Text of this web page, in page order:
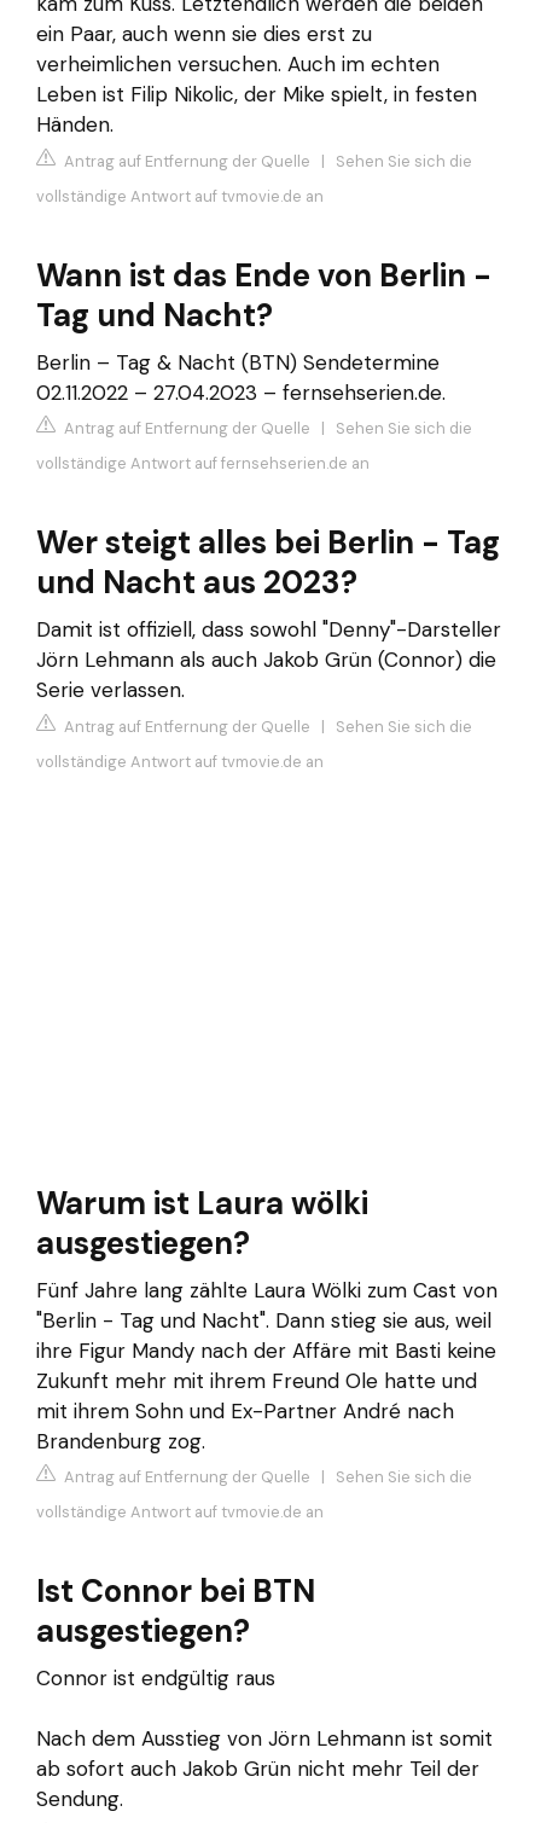
ein Paar, auch wenn sie dies erst zu
verheimlichen versuchen. Auch im echten
Leben ist Filip Nikolic, der Mike spielt, in festen
Händen.
Antrag auf Entfernung der Quelle | Sehen Sie sich die
vollständige Antwort auf tvmovie.de an
Wann ist das Ende von Berlin -
Tag und Nacht?
Berlin – Tag & Nacht (BTN) Sendetermine
02.11.2022 – 27.04.2023 – fernsehserien.de.
Antrag auf Entfernung der Quelle | Sehen Sie sich die
vollständige Antwort auf fernsehserien.de an
Wer steigt alles bei Berlin - Tag
und Nacht aus 2023?
Damit ist offiziell, dass sowohl "Denny"-Darsteller
Jörn Lehmann als auch Jakob Grün (Connor) die
Serie verlassen.
Antrag auf Entfernung der Quelle | Sehen Sie sich die
vollständige Antwort auf tvmovie.de an
Warum ist Laura wölki
ausgestiegen?
Fünf Jahre lang zählte Laura Wölki zum Cast von
"Berlin - Tag und Nacht". Dann stieg sie aus, weil
ihre Figur Mandy nach der Affäre mit Basti keine
Zukunft mehr mit ihrem Freund Ole hatte und
mit ihrem Sohn und Ex-Partner André nach
Brandenburg zog.
Antrag auf Entfernung der Quelle | Sehen Sie sich die
vollständige Antwort auf tvmovie.de an
Ist Connor bei BTN
ausgestiegen?
Connor ist endgültig raus
Nach dem Ausstieg von Jörn Lehmann ist somit
ab sofort auch Jakob Grün nicht mehr Teil der
Sendung.